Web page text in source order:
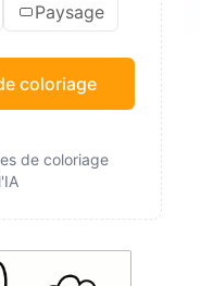
Paysage
coloriage
de coloriage